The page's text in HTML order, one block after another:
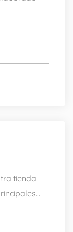
tienda